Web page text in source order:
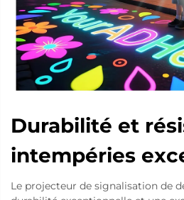
Durabilité et
intempéries
Le projecteur de signalisation de